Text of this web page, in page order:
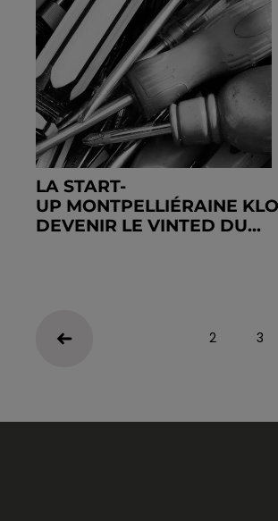
LA START-
UP MONTPELLIÉRAINE
DEVENIR LE VINTED DU...
2 3